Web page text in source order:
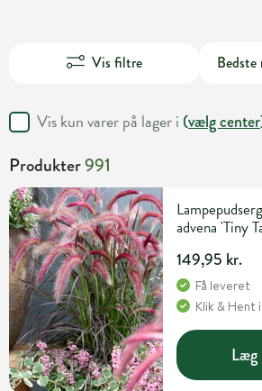
Vis filtre
Vis kun varer på lager i (vælg center
Produkter991
advena 'Tiny
149,95 kr.
Få leveret
Klik & Hent i
Læg